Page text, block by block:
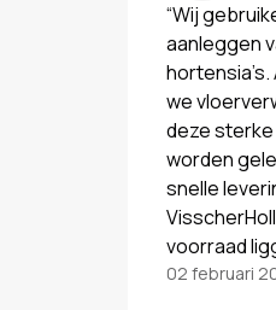
“Wij
aanleggen
we
deze
worden
snelle
voorraad
02 februari